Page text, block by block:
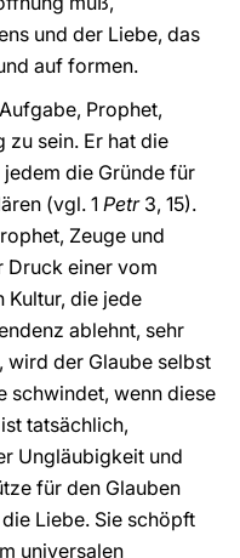
und der Liebe, das
auf formen.
Prophet,
zu sein. Er hat die
die Gründe für
(vgl. 1 Petr3, 15).
Zeuge und
Druck einer vom
Kultur, die jede
ablehnt, sehr
wird der Glaube selbst
schwindet, wenn diese
tatsächlich,
Ungläubigkeit und
für den Glauben
Liebe. Sie schöpft
universalen